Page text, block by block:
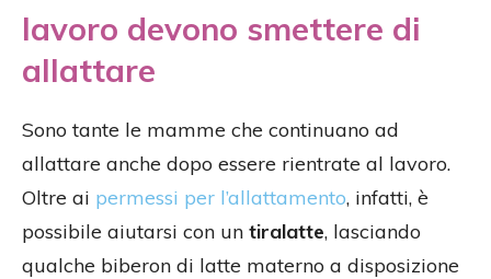
lavoro devono smettere di
allattare
Sono tante le mamme che continuano ad
allattare anche dopo essere rientrate al lavoro.
Oltre ai permessi per l’allattamento, infatti, è
possibile aiutarsi con un tiralatte, lasciando
qualche biberon di latte materno a disposizione